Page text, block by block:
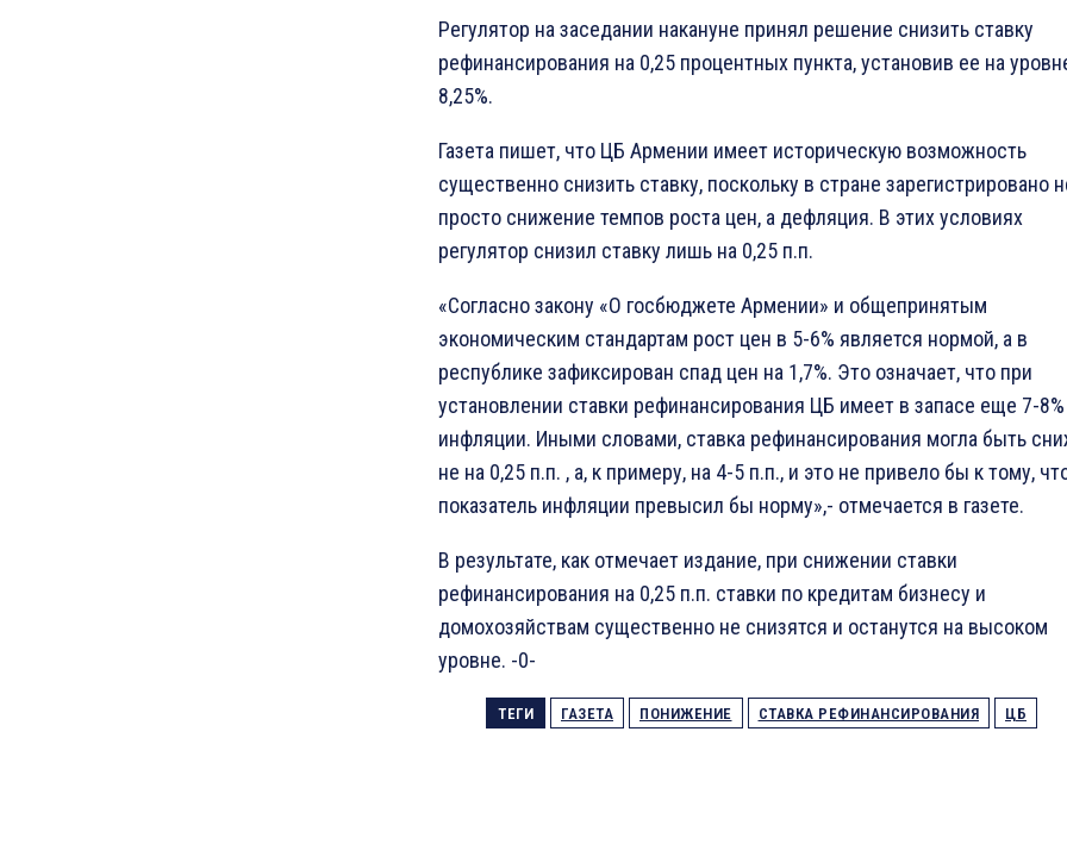
Регулятор на заседании накануне принял решение снизить ставку
рефинансирования на 0,25 процентных пункта, установив ее на
8,25%.
Газета пишет, что ЦБ Армении имеет историческую возможность
существенно снизить ставку, поскольку в стране зарегистрировано
просто снижение темпов роста цен, а дефляция. В этих условиях
регулятор снизил ставку лишь на 0,25 п.п.
«Согласно закону «О госбюджете Армении» и общепринятым
экономическим стандартам рост цен в 5-6% является нормой, а в
республике зафиксирован спад цен на 1,7%. Это означает, что при
установлении ставки рефинансирования ЦБ имеет в запасе еще 7-8%
инфляции. Иными словами, ставка рефинансирования могла быть
не на 0,25 п.п. , а, к примеру, на 4-5 п.п., и это не привело бы к тому,
показатель инфляции превысил бы норму»,- отмечается в газете.
В результате, как отмечает издание, при снижении ставки
рефинансирования на 0,25 п.п. ставки по кредитам бизнесу и
домохозяйствам существенно не снизятся и останутся на высоком
уровне. -0-
ТЕГИ ГАЗЕТА ПОНИЖЕНИЕ СТАВКА РЕФИНАНСИРОВАНИЯ ЦБ